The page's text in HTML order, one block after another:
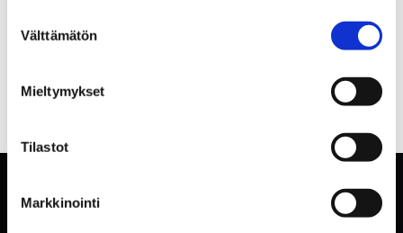
valinta
Välttämätön
Mieltymykset
Tilastot
Markkinointi